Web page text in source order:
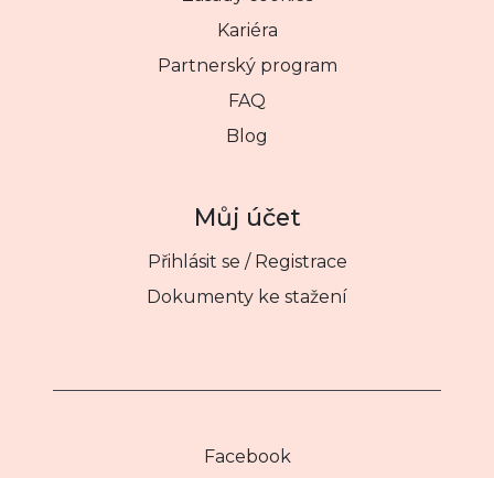
Kariéra
Partnerský program
FAQ
Blog
Můj účet
Přihlásit se / Registrace
Dokumenty ke stažení
Facebook